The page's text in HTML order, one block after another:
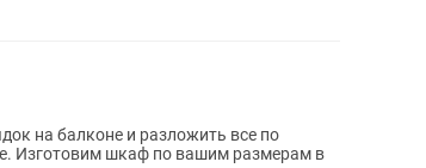
на балконе и разложить все по
Изготовим шкаф по вашим размерам в